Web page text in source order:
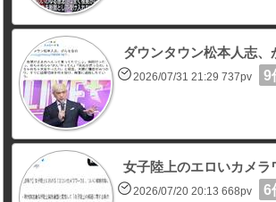
ダウンタウン松本人志、
2026/07/31 21:29 737pv 9
女子陸上のエロいカメラ
2026/07/20 20:13 668pv 6